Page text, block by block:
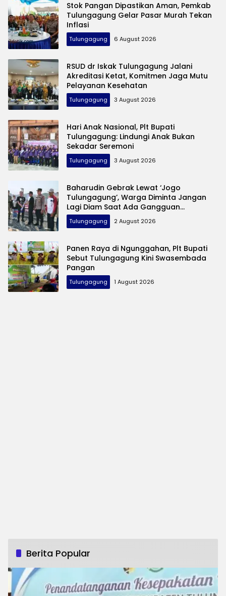
Stok Pangan Dipastikan Aman, Pemkab
Tulungagung Gelar Pasar Murah Tekan
Inflasi
Tulungagung 6 August 2026
RSUD dr Iskak Tulungagung Jalani
Akreditasi Ketat, Komitmen Jaga Mutu
Pelayanan Kesehatan
Tulungagung 3 August 2026
Hari Anak Nasional, Plt Bupati
Tulungagung: Lindungi Anak Bukan
Sekadar Seremoni
Tulungagung 3 August 2026
Baharudin Gebrak Lewat ‘Jogo
Tulungagung’, Warga Diminta Jangan
Lagi Diam Saat Ada Gangguan
Keamanan
Tulungagung 2 August 2026
Panen Raya di Ngunggahan, Plt Bupati
Sebut Tulungagung Kini Swasembada
Pangan
Tulungagung 1 August 2026
Berita Popular